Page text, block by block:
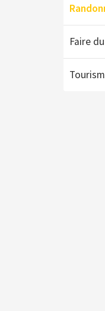
Faire